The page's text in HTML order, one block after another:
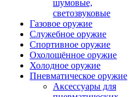
шумовые,
светозвуковые
Газовое оружие
Служебное оружие
Спортивное оружие
Охолощённое оружие
Холодное оружие
Пневматическое оружие
Аксессуары для